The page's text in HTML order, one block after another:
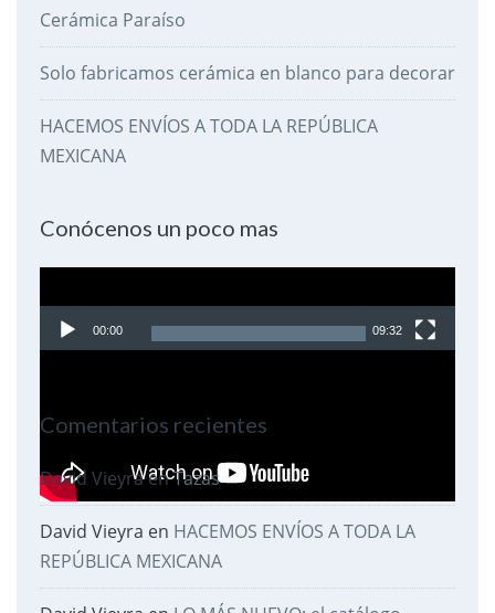
Cerámica Paraíso
Solo fabricamos cerámica en blanco para decorar
HACEMOS ENVÍOS A TODA LA REPÚBLICA
MEXICANA
Conócenos un poco mas
de
video
00:00 09:32
Comentarios recientes
David VieyraenTazas
David Vieyra en HACEMOS ENVÍOS A TODA LA
REPÚBLICA MEXICANA